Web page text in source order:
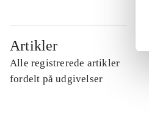
Artikler
Alle registrerede artikler
fordelt på udgivelser